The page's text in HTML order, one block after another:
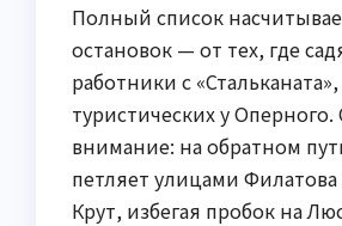
Полный список
остановок — от тех, где
работники с
туристических у
внимание: на обратном
петляет улицами Филатова
Крут, избегая пробок на